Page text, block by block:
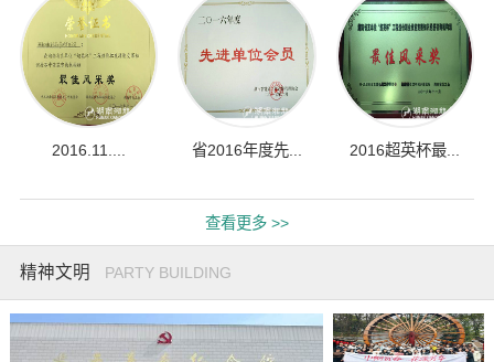
2016.11.... 省2016年度先... 2016超英杯最...
查看更多 >>
精神文明 PARTY BUILDING